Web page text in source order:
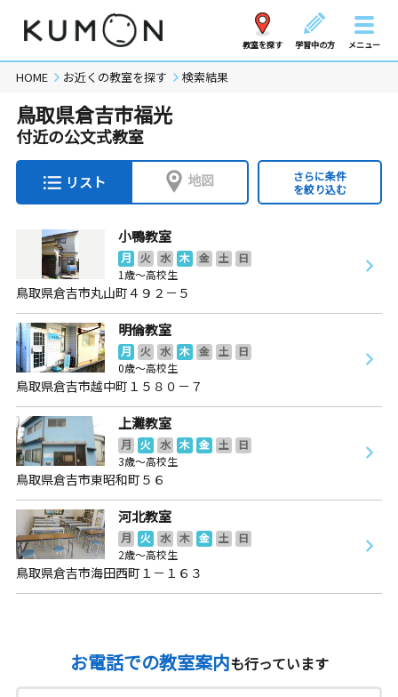
教室を探す 学習中の方 メニュー
HOME お近くの教室を探す 検索結果
鳥取県倉吉市福光
付近の公文式教室
リスト 地図
さらに条件
を絞り込む
小鴨教室
月 火 水 木 金 土
日
1歳～高校生
鳥取県倉吉市丸山町４９２－５
明倫教室
月 火 水 木 金 土
日
0歳～高校生
鳥取県倉吉市越中町１５８０－７
上灘教室
月 火 水 木 金 土
日
3歳～高校生
鳥取県倉吉市東昭和町５６
河北教室
月 火 水 木 金 土
日
2歳～高校生
鳥取県倉吉市海田西町１－１６３
お電話での教室案内も行っています